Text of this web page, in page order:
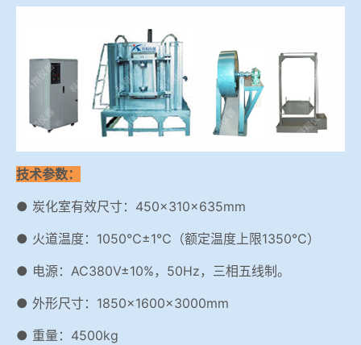
技术参数：
● 炭化室有效尺寸：450×310×635mm
● 火道温度：1050℃±1℃（额定温度上限1350℃）
● 电源：AC380V±10%，50Hz，三相五线制。
● 外形尺寸：1850×1600×3000mm
● 重量：4500kg